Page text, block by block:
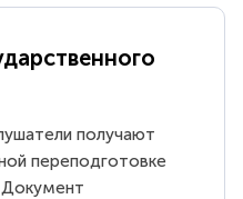
получают
переподготовке
Документ